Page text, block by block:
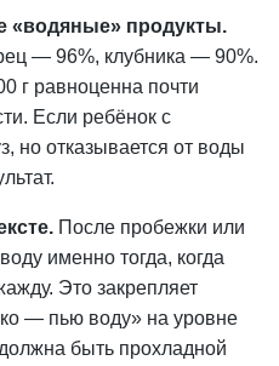
«водяные» продукты.
— 96%, клубника — 90%.
г равноценна почти
Если ребёнок с
но отказывается от воды
После пробежки или
именно тогда, когда
Это закрепляет
— пью воду» на уровне
быть прохладной